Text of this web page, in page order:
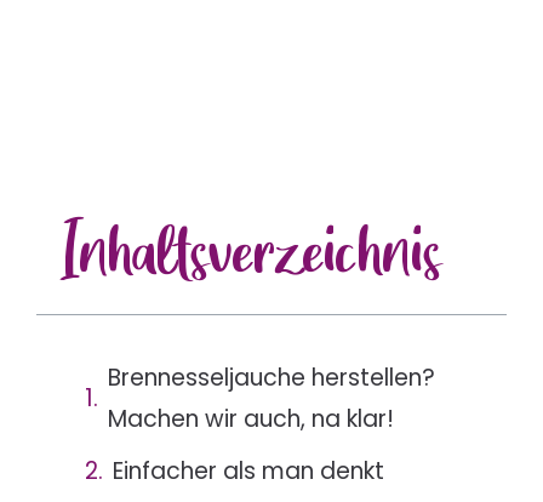
Inhaltsverzeichnis
Brennesseljauche herstellen?
Machen wir auch, na klar!
Einfacher als man denkt